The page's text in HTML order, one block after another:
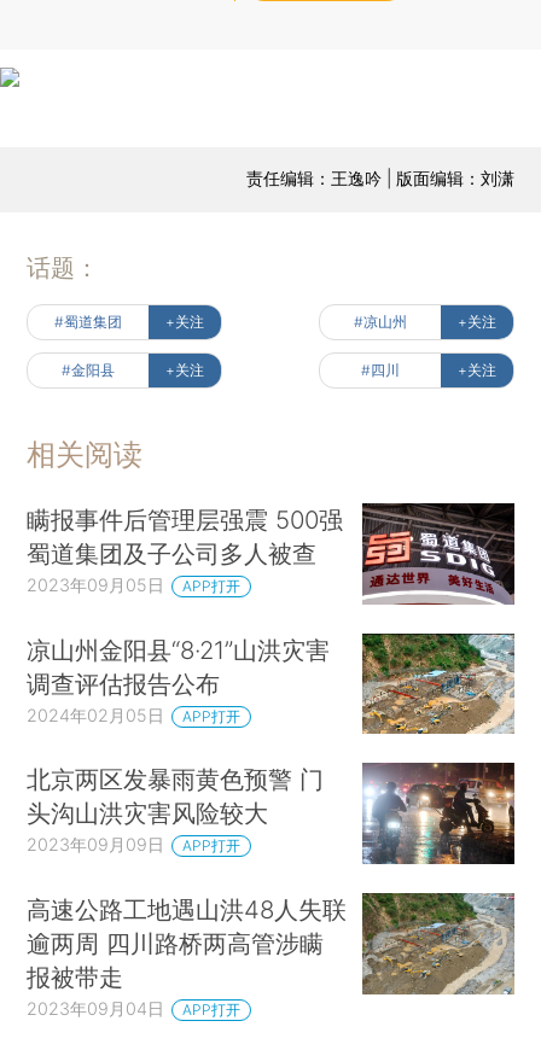
责任编辑：王逸吟 | 版面编辑：刘潇
话题：
#蜀道集团 +关注 #凉山州 +关注
#金阳县 +关注 #四川 +关注
相关阅读
瞒报事件后管理层强震 500强
蜀道集团及子公司多人被查
2023年09月05日 APP打开
凉山州金阳县“8·21”山洪灾害
调查评估报告公布
2024年02月05日 APP打开
北京两区发暴雨黄色预警 门
头沟山洪灾害风险较大
2023年09月09日 APP打开
高速公路工地遇山洪48人失联
逾两周 四川路桥两高管涉瞒
报被带走
2023年09月04日 APP打开